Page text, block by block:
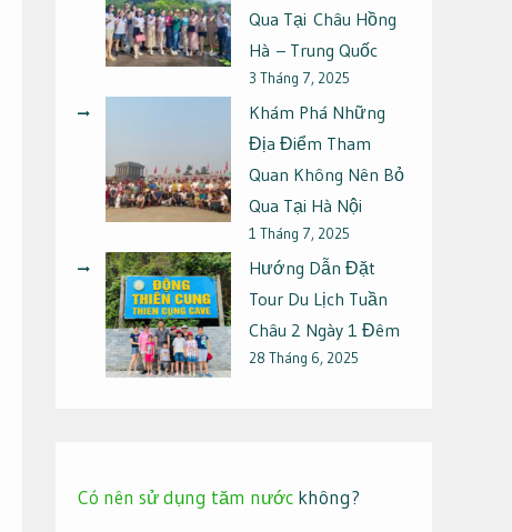
Qua Tại Châu Hồng
Hà – Trung Quốc
3 Tháng 7, 2025
Khám Phá Những
Địa Điểm Tham
Quan Không Nên Bỏ
Qua Tại Hà Nội
1 Tháng 7, 2025
Hướng Dẫn Đặt
Tour Du Lịch Tuần
Châu 2 Ngày 1 Đêm
28 Tháng 6, 2025
Có nên sử dụng tăm nước không?